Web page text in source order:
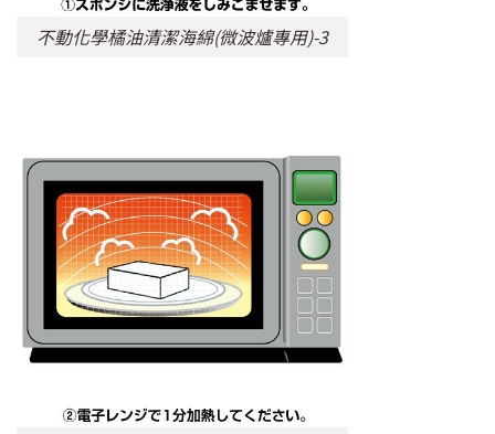
不動化學橘油清潔海綿(微波爐專用)-3